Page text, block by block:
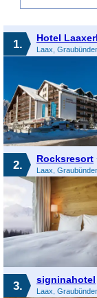
1. Hotel
Laax,
2. Rocksresort
Laax,
3. signinahotel
Laax,